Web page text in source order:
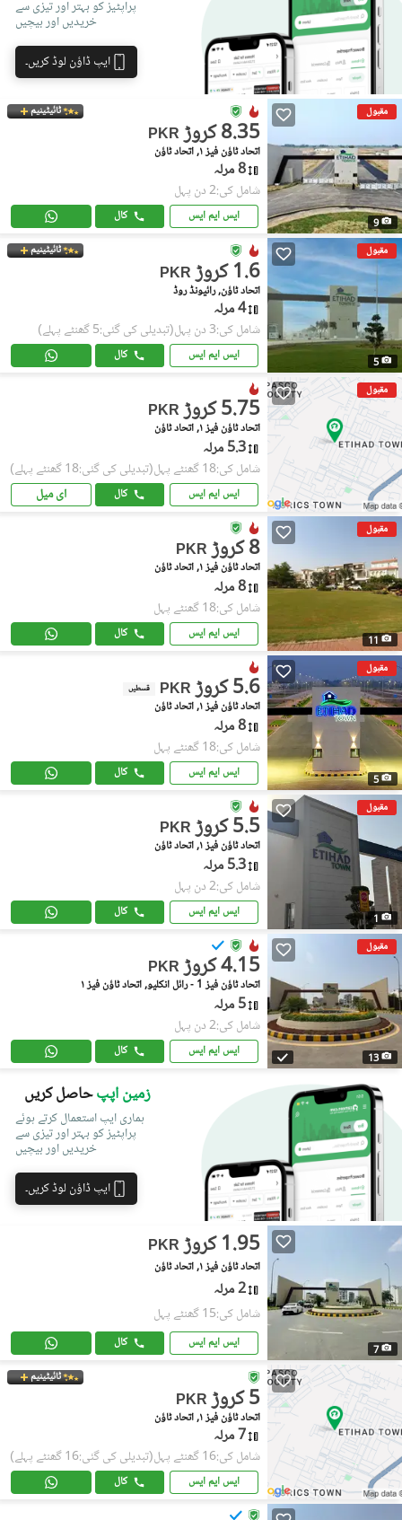
پراپٹیز کو بہتر اور تیزی سے
خریدیں اور بیچیں
ایپ ڈاؤن لوڈ کریں۔
مقبول
9
ٹائیٹینیم
PKR 8.35 کروڑ
اتحاد ٹاؤن فیز ١, اتحاد ٹاؤن
8 مرلہ
شامل کی:2 دن پہل
ایس ایم ایس کال
مقبول
5
ٹائیٹینیم
PKR 1.6 کروڑ
اتحاد ٹاؤن, رائیونڈ روڈ
4 مرلہ
شامل کی:3 دن پہل (تبدیلی کی گئی:5 گھنٹے پہلے)
ایس ایم ایس کال
مقبول
PKR 5.75 کروڑ
اتحاد ٹاؤن فیز ١, اتحاد ٹاؤن
5.3 مرلہ
شامل کی:18 گھنٹے پہل (تبدیلی کی گئی:18 گھنٹے پہلے)
ایس ایم ایس کال ای میل
مقبول
11
PKR 8 کروڑ
اتحاد ٹاؤن فیز ١, اتحاد ٹاؤن
8 مرلہ
شامل کی:18 گھنٹے پہل
ایس ایم ایس کال
مقبول
5
PKR 5.6 کروڑ قسطیں
اتحاد ٹاؤن فیز ١, اتحاد ٹاؤن
8 مرلہ
شامل کی:18 گھنٹے پہل
ایس ایم ایس کال
مقبول
1
PKR 5.5 کروڑ
اتحاد ٹاؤن فیز ١, اتحاد ٹاؤن
5.3 مرلہ
شامل کی:2 دن پہل
ایس ایم ایس کال
مقبول
13
PKR 4.15 کروڑ
اتحاد ٹاؤن فیز 1 - رائل انکلیو, اتحاد ٹاؤن فیز ١
5 مرلہ
شامل کی:2 دن پہل
ایس ایم ایس کال
زمین اپپحاصل کریں
ہماری ایپ استعمال کرتے ہوئے
پراپٹیز کو بہتر اور تیزی سے
خریدیں اور بیچیں
ایپ ڈاؤن لوڈ کریں۔
7
PKR 1.95 کروڑ
اتحاد ٹاؤن فیز ١, اتحاد ٹاؤن
2 مرلہ
شامل کی:15 گھنٹے پہل
ایس ایم ایس کال
ٹائیٹینیم
PKR 5 کروڑ
اتحاد ٹاؤن فیز ١, اتحاد ٹاؤن
7 مرلہ
شامل کی:16 گھنٹے پہل (تبدیلی کی گئی:16 گھنٹے پہلے)
ایس ایم ایس کال